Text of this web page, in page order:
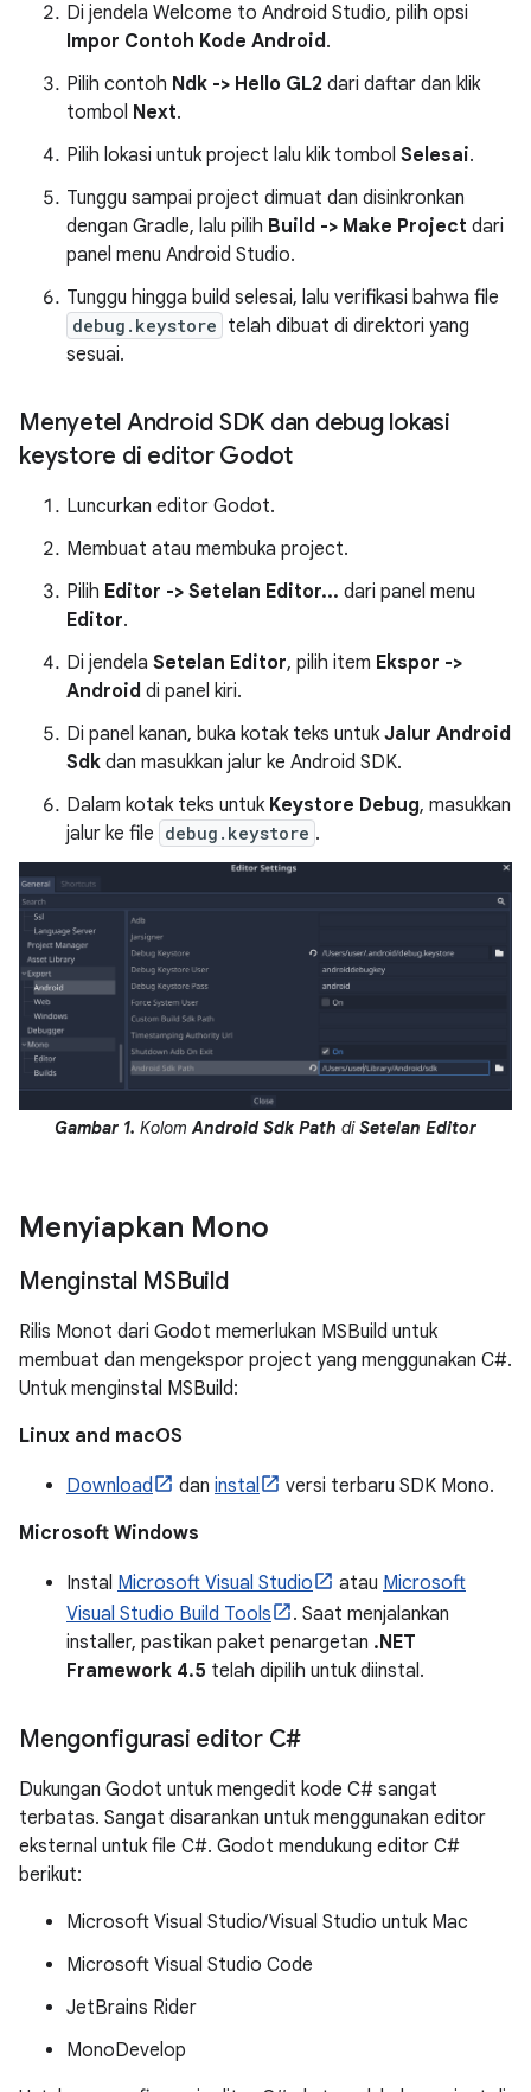
Di jendela Welcome to Android Studio, pilih opsi
Impor Contoh Kode Android.
Pilih contoh Ndk -> Hello GL2 dari daftar dan klik
tombol Next.
Pilih lokasi untuk project lalu klik tombol Selesai.
Tunggu sampai project dimuat dan disinkronkan
dengan Gradle, lalu pilih Build -> Make Project dari
panel menu Android Studio.
Tunggu hingga build selesai, lalu verifikasi bahwa file
debug.keystore telah dibuat di direktori yang
sesuai.
Menyetel Android SDK dan debug lokasi
keystore di editor Godot
Luncurkan editor Godot.
Membuat atau membuka project.
Pilih Editor -> Setelan Editor... dari panel menu
Editor.
Di jendela Setelan Editor, pilih item Ekspor ->
Android di panel kiri.
Di panel kanan, buka kotak teks untuk Jalur Android
Sdk dan masukkan jalur ke Android SDK.
Dalam kotak teks untuk Keystore Debug, masukkan
jalur ke file debug.keystore .
Gambar 1. KolomAndroid Sdk Path diSetelan Editor
Menyiapkan Mono
Menginstal MSBuild
Rilis Monot dari Godot memerlukan MSBuild untuk
membuat dan mengekspor project yang menggunakan C#.
Untuk menginstal MSBuild:
Linux and macOS
Download dan instal
versi terbaru SDK Mono.
Microsoft Windows
Instal Microsoft Visual Studio atau Microsoft
Visual Studio Build Tools
. Saat menjalankan
installer, pastikan paket penargetan .NET
Framework 4.5 telah dipilih untuk diinstal.
Mengonfigurasi editor C#
Dukungan Godot untuk mengedit kode C# sangat
terbatas. Sangat disarankan untuk menggunakan editor
eksternal untuk file C#. Godot mendukung editor C#
berikut:
Microsoft Visual Studio/Visual Studio untuk Mac
Microsoft Visual Studio Code
JetBrains Rider
MonoDevelop